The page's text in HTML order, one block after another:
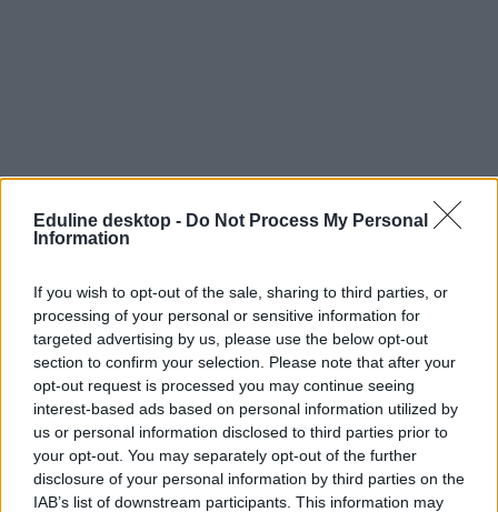
Eduline desktop - Do Not Process My Personal
Information
If you wish to opt-out of the sale, sharing to third parties, or
processing of your personal or sensitive information for
targeted advertising by us, please use the below opt-out
section to confirm your selection. Please note that after your
opt-out request is processed you may continue seeing
interest-based ads based on personal information utilized by
us or personal information disclosed to third parties prior to
your opt-out. You may separately opt-out of the further
disclosure of your personal information by third parties on the
IAB’s list of downstream participants. This information may